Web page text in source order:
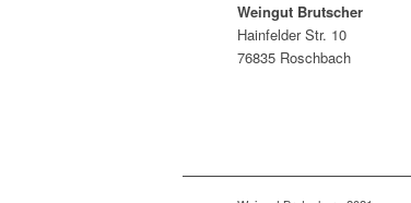
Weingut Brutscher
Hainfelder Str. 10
76835 Roschbach